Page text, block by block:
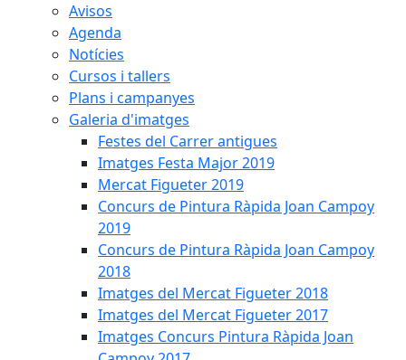
Avisos
Agenda
Notícies
Cursos i tallers
Plans i campanyes
Galeria d'imatges
Festes del Carrer antigues
Imatges Festa Major 2019
Mercat Figueter 2019
Concurs de Pintura Ràpida Joan Campoy
2019
Concurs de Pintura Ràpida Joan Campoy
2018
Imatges del Mercat Figueter 2018
Imatges del Mercat Figueter 2017
Imatges Concurs Pintura Ràpida Joan